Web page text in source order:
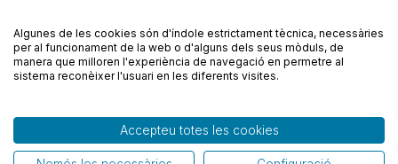
Condicions de compra
Condicions d’ús
Política de cookies
Política de privadesa
FAQs
Contacte
© CESMA/PPC – Tots els drets reservats
Algunes de les cookies són d'índole estrictament tècnica, necessàries
per al funcionament de la web o d'alguns dels seus mòduls, de
manera que milloren l'experiència de navegació en permetre al
sistema reconèixer l'usuari en les diferents visites.
Accepteu totes les cookies